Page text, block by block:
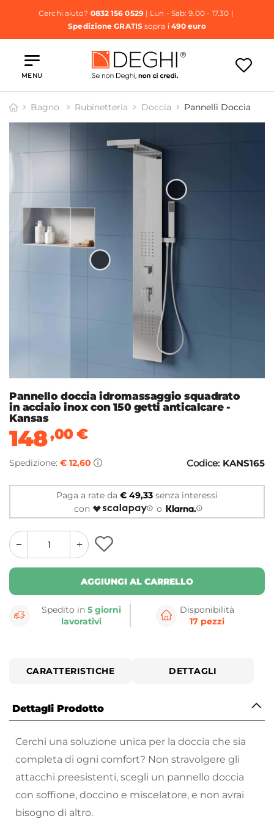
Cerchi aiuto? 0832 156 0529| Lun - Sab: 9.00 - 17.30 |
Spedizione GRATISsopra i 490 euro
MENU
Bagno Rubinetteria Doccia Pannelli Doccia
Pannello doccia idromassaggio squadrato
in acciaio inox con 150 getti anticalcare -
Kansas
148,00€
Spedizione: € 12,60 Codice: KANS165
Paga a rate da € 49,33 senza interessi
con
o
quantity
button
quantity
minus
button
AGGIUNGI AL CARRELLO
Spedito in5 giorni
lavorativi
Disponibilità
17 pezzi
CARATTERISTICHE DETTAGLI
Dettagli Prodotto
Cerchi una soluzione unica per la doccia che sia
completa di ogni comfort? Non stravolgere gli
attacchi preesistenti, scegli un pannello doccia
con soffione, doccino e miscelatore, e non avrai
bisogno di altro.